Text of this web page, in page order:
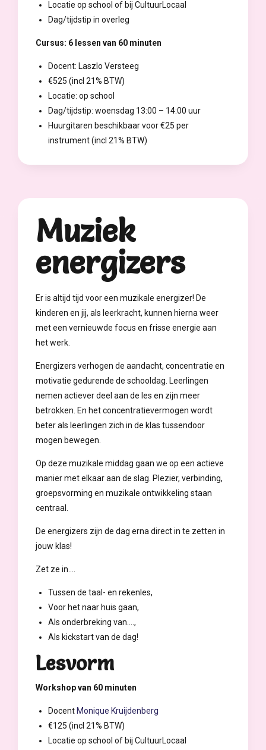
Locatie op school of bij CultuurLocaal
Dag/tijdstip in overleg
Cursus: 6 lessen van 60 minuten
Docent: Laszlo Versteeg
€525 (incl 21% BTW)
Locatie: op school
Dag/tijdstip: woensdag 13:00 – 14:00 uur
Huurgitaren beschikbaar voor €25 per
instrument (incl 21% BTW)
Muziek
energizers
Er is altijd tijd voor een muzikale energizer! De
kinderen en jij, als leerkracht, kunnen hierna weer
met een vernieuwde focus en frisse energie aan
het werk.
Energizers verhogen de aandacht, concentratie en
motivatie gedurende de schooldag. Leerlingen
nemen actiever deel aan de les en zijn meer
betrokken. En het concentratievermogen wordt
beter als leerlingen zich in de klas tussendoor
mogen bewegen.
Op deze muzikale middag gaan we op een actieve
manier met elkaar aan de slag. Plezier, verbinding,
groepsvorming en muzikale ontwikkeling staan
centraal.
De energizers zijn de dag erna direct in te zetten in
jouw klas!
Zet ze in….
Tussen de taal- en rekenles,
Voor het naar huis gaan,
Als onderbreking van….,
Als kickstart van de dag!
Lesvorm
Workshop van 60 minuten
Docent Monique Kruijdenberg
€125 (incl 21% BTW)
Locatie op school of bij CultuurLocaal